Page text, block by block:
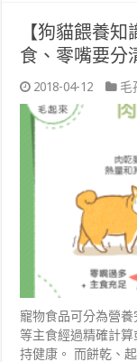
【狗貓餵養
食、零嘴要分
2018-04-12 毛
寵物食品可分為營
等主食經過精確計
持健康。 而餅乾、